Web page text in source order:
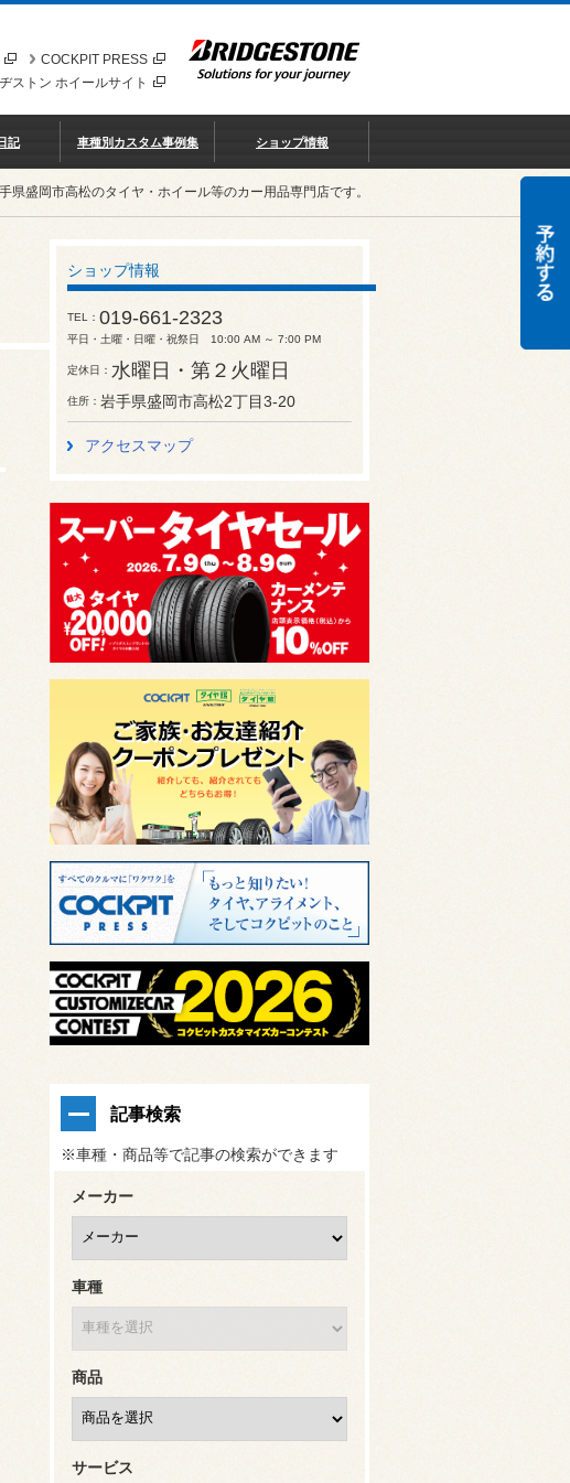
COCKPIT PRESS
ストン ホイールサイト
記 車種別カスタム事例集 ショップ情報
県盛岡市高松のタイヤ・ホイール等のカー用品専門店です。
ショップ情報
TEL 019-661-2323
平日・土曜・日曜・祝祭日 10:00 AM ～ 7:00 PM
定休日 水曜日・第２火曜日
住所 岩手県盛岡市高松2丁目3-20
アクセスマップ
記事検索
※車種・商品等で記事の検索ができます
メーカー
車種
商品
サービス